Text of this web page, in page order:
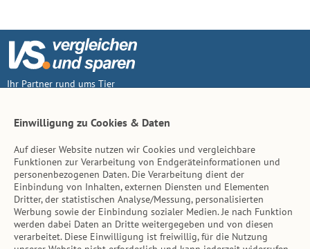
Ihr Partner rund ums Tier
Inhalt
Tierarzt-Suche
Hinweise
Einwilligung zu Cookies & Daten
Auf dieser Website nutzen wir Cookies und vergleichbare
Funktionen zur Verarbeitung von Endgeräteinformationen und
personenbezogenen Daten. Die Verarbeitung dient der
Einbindung von Inhalten, externen Diensten und Elementen
Dritter, der statistischen Analyse/Messung, personalisierten
Werbung sowie der Einbindung sozialer Medien. Je nach Funktion
werden dabei Daten an Dritte weitergegeben und von diesen
verarbeitet. Diese Einwilligung ist freiwillig, für die Nutzung